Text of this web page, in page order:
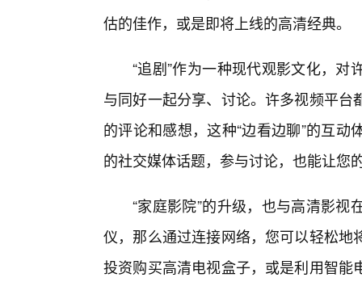
估的佳作，或是即将上线的高清经典。
“追剧”作为一种现代观影文化，
与同好一起分享、讨论。许多视频平
的评论和感想，这种“边看边聊”的互
的社交媒体话题，参与讨论，也能让您
“家庭影院”的升级，也与高清影
仪，那么通过连接网络，您可以轻松
投资购买高清电视盒子，或是利用智